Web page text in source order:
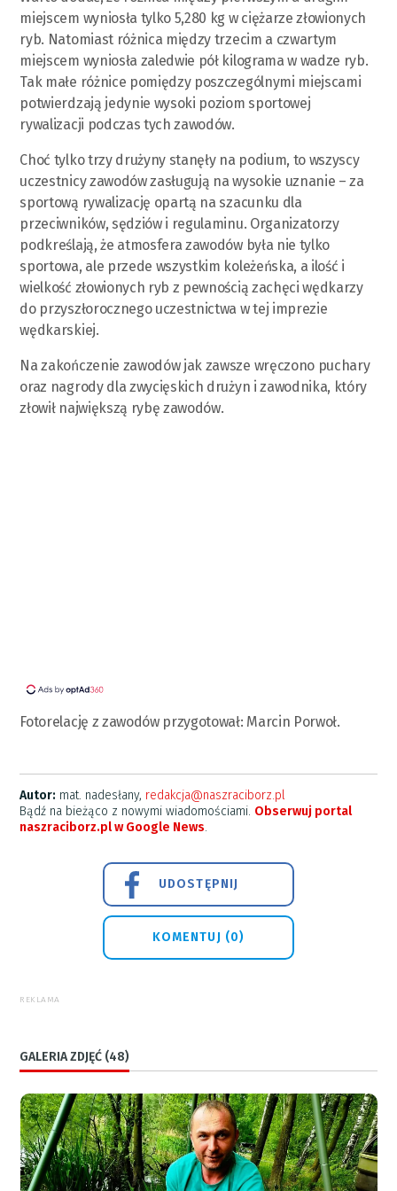
miejscem wyniosła tylko 5,280 kg w ciężarze złowionych
ryb. Natomiast różnica między trzecim a czwartym
miejscem wyniosła zaledwie pół kilograma w wadze ryb.
Tak małe różnice pomiędzy poszczególnymi miejscami
potwierdzają jedynie wysoki poziom sportowej
rywalizacji podczas tych zawodów.
Choć tylko trzy drużyny stanęły na podium, to wszyscy
uczestnicy zawodów zasługują na wysokie uznanie – za
sportową rywalizację opartą na szacunku dla
przeciwników, sędziów i regulaminu. Organizatorzy
podkreślają, że atmosfera zawodów była nie tylko
sportowa, ale przede wszystkim koleżeńska, a ilość i
wielkość złowionych ryb z pewnością zachęci wędkarzy
do przyszłorocznego uczestnictwa w tej imprezie
wędkarskiej.
Na zakończenie zawodów jak zawsze wręczono puchary
oraz nagrody dla zwycięskich drużyn i zawodnika, który
złowił największą rybę zawodów.
Fotorelację z zawodów przygotował: Marcin Porwoł.
Autor: mat. nadesłany, redakcja@naszraciborz.pl
Bądź na bieżąco z nowymi wiadomościami. Obserwuj portal
naszraciborz.pl w Google News.
UDOSTĘPNIJ
KOMENTUJ (0)
REKLAMA
GALERIA ZDJĘĆ (48)